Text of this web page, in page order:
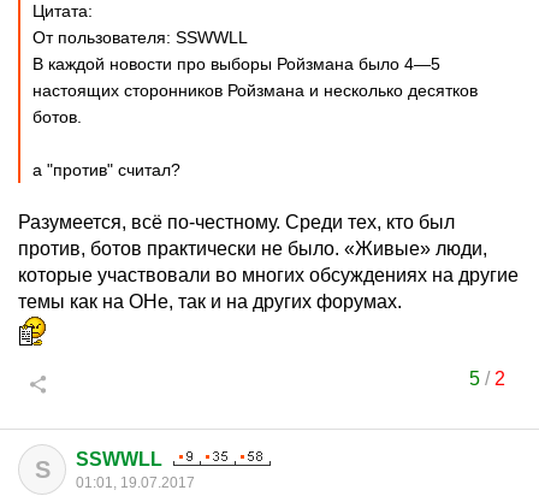
Цитата:
От пользователя: SSWWLL
В каждой новости про выборы Ройзмана было 4—5
настоящих сторонников Ройзмана и несколько десятков
ботов.
а "против" считал?
Разумеется, всё по-честному. Среди тех, кто был
против, ботов практически не было. «Живые» люди,
которые участвовали во многих обсуждениях на другие
темы как на ОНе, так и на других форумах.
5/ 2
S SSWWLL
01:01, 19.07.2017